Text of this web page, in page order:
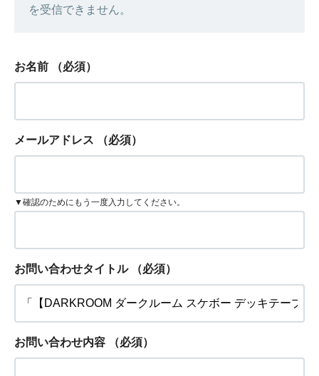
を受信できません。
お名前 （必須）
メールアドレス （必須）
▼確認のためにもう一度入力してください。
お問い合わせタイトル （必須）
お問い合わせ内容 （必須）